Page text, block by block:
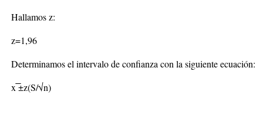
Hallamos z:
z=1,96
Determinamos el intervalo de confianza con la siguiente ecuación:
x ̅±z(S/√n)